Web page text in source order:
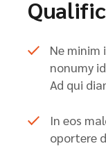
Ne
nonumy
Ad qui
In eos
oportere